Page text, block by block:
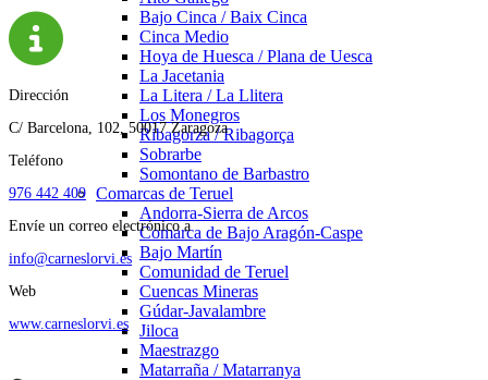
Bajo Cinca / Baix Cinca
Cinca Medio
Hoya de Huesca / Plana de Uesca
La Jacetania
La Litera / La Llitera
Los Monegros
Ribagorza / Ribagorça
Sobrarbe
Somontano de Barbastro
Comarcas de Teruel
Andorra-Sierra de Arcos
Comarca de Bajo Aragón-Caspe
Bajo Martín
Comunidad de Teruel
Cuencas Mineras
Gúdar-Javalambre
Jiloca
Maestrazgo
Matarraña / Matarranya
Dirección
C/ Barcelona, 102, 50017 Zaragoza
Teléfono
976 442 409
Envíe un correo electrónico a
info@carneslorvi.es
Web
www.carneslorvi.es